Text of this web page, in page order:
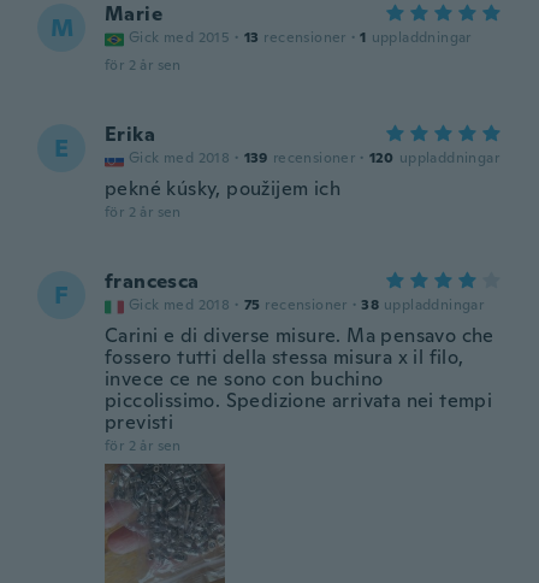
M Marie
Gick med 2015 · 13 recensioner · 1 uppladdningar
för 2 år sen
E Erika
Gick med 2018 · 139 recensioner · 120 uppladdningar
pekné kúsky, použijem ich
för 2 år sen
F francesca
Gick med 2018 · 75 recensioner · 38 uppladdningar
Carini e di diverse misure. Ma pensavo che
fossero tutti della stessa misura x il filo,
invece ce ne sono con buchino
piccolissimo. Spedizione arrivata nei tempi
previsti
för 2 år sen